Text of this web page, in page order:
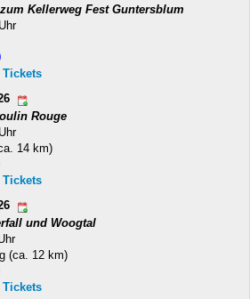
Kellerweg Fest Guntersblum
Rouge
14 km)
und Woogtal
(ca. 12 km)